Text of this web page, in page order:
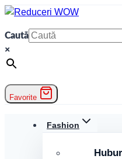
Skip
content
Caută
×
Favorite
Fashion